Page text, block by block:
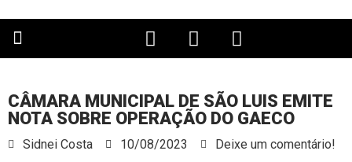
CÂMARA MUNICIPAL DE SÃO LUIS EMITE
NOTA SOBRE OPERAÇÃO DO GAECO
Sidnei Costa 10/08/2023 Deixe um comentário!